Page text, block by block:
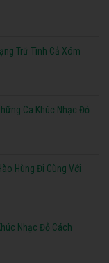
Trữ Tình Cả Xóm
Ca Khúc Nhạc Đỏ
Hùng Đi Cùng Với
Nhạc Đỏ Cách